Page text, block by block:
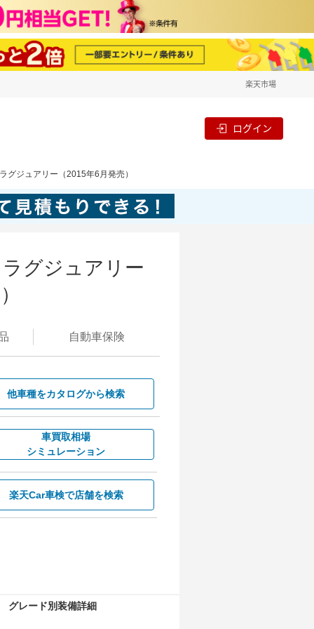
楽天市場
ログイン
グジュアリー（2015年6月発売）
グジュアリー
自動車保険
他車種をカタログから検索
車買取相場
シミュレーション
楽天Car車検で店舗を検索
グレード別装備詳細